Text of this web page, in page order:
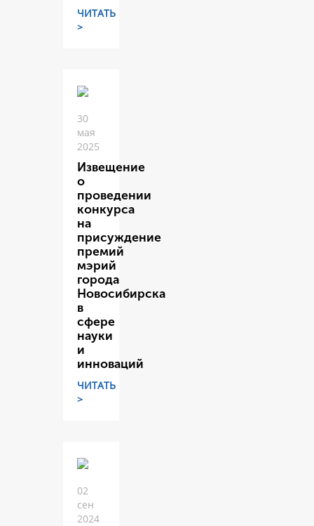
ЧИТАТЬ
>
30
мая
2025
Извещение
о
проведении
конкурса
на
присуждение
премий
мэрий
города
Новосибирска
в
сфере
науки
и
инноваций
ЧИТАТЬ
>
02
сен
2024